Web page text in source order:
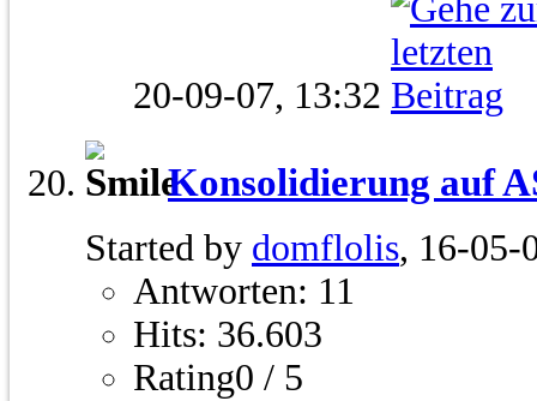
20-09-07, 13:32
Konsolidierung auf
Started by domflolis, 16-05-
Antworten: 11
Hits: 36.603
Rating0 / 5